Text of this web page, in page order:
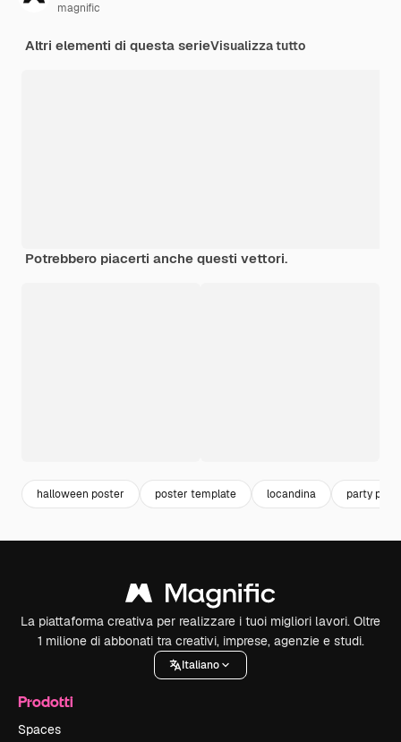
magnific
Altri elementi di questa serieVisualizza tutto
Potrebbero piacerti anche questi vettori.
halloween poster poster template locandina party
La piattaforma creativa per realizzare i tuoi migliori lavori. Oltre
1 milione di abbonati tra creativi, imprese, agenzie e studi.
Italiano
Prodotti
Spaces